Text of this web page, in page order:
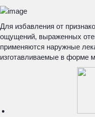
Для избавления от
ощущений, выраженных
применяются наружные
изготавливаемые в форме